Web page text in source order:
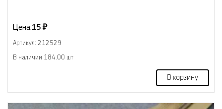
Цена:15 ₽
Артикул: 212529
В наличии 184.00 шт
В корзину